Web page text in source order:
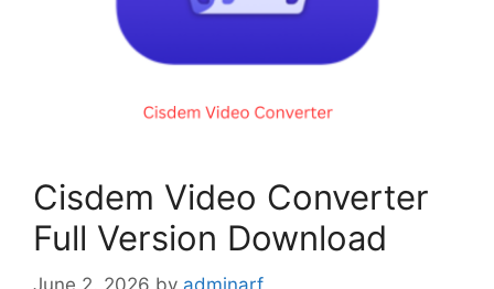
Cisdem Video Converter
Full Version Download
June 2, 2026 by adminarf